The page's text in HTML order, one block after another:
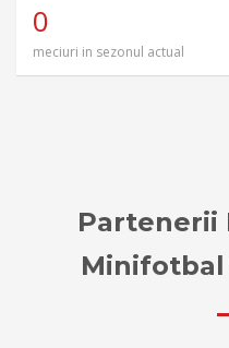
0
meciuri in sezonul actual
Partenerii
Minifotbal